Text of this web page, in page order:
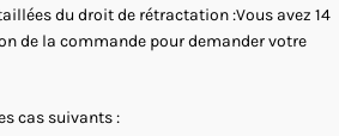
du droit de rétractation :Vous avez 14
de la commande pour demander votre
cas suivants :